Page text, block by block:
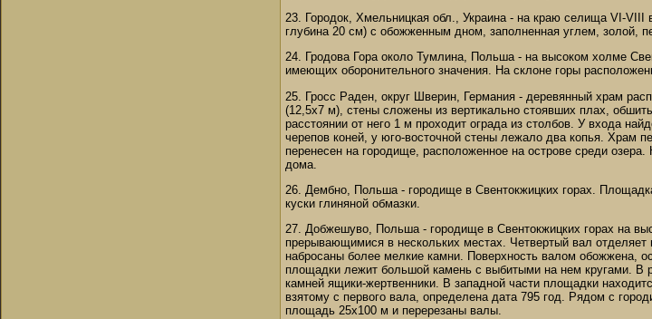
23. Городок, Хмельницкая обл., Украина - на краю селища VI-
глубина 20 см) с обожженным дном, заполненная углем, золой,
24. Гродова Гора около Тумлина, Польша - на высоком холме
имеющих оборонительного значения. На склоне горы
25. Гросс Раден, округ Шверин, Германия - деревянный храм
(12,5х7 м), стены сложены из вертикально стоявших плах,
расстоянии от него 1 м проходит ограда из столбов. У входа
черепов коней, у юго-восточной стены лежало два копья. Храм
перенесен на городище, расположенное на острове среди
дома.
26. Дембно, Польша - городище в Свентокжицких горах.
куски глиняной обмазки.
27. Добжешуво, Польша - городище в Свентокжицких горах на
прерывающимися в нескольких местах. Четвертый вал
набросаны более мелкие камни. Поверхность валом обожжена,
площадки лежит большой камень с выбитыми на нем кругами. В
камней ящики-жертвенники. В западной части площадки
взятому с первого вала, определена дата 795 год. Рядом с
площадь 25х100 м и перерезаны валы.